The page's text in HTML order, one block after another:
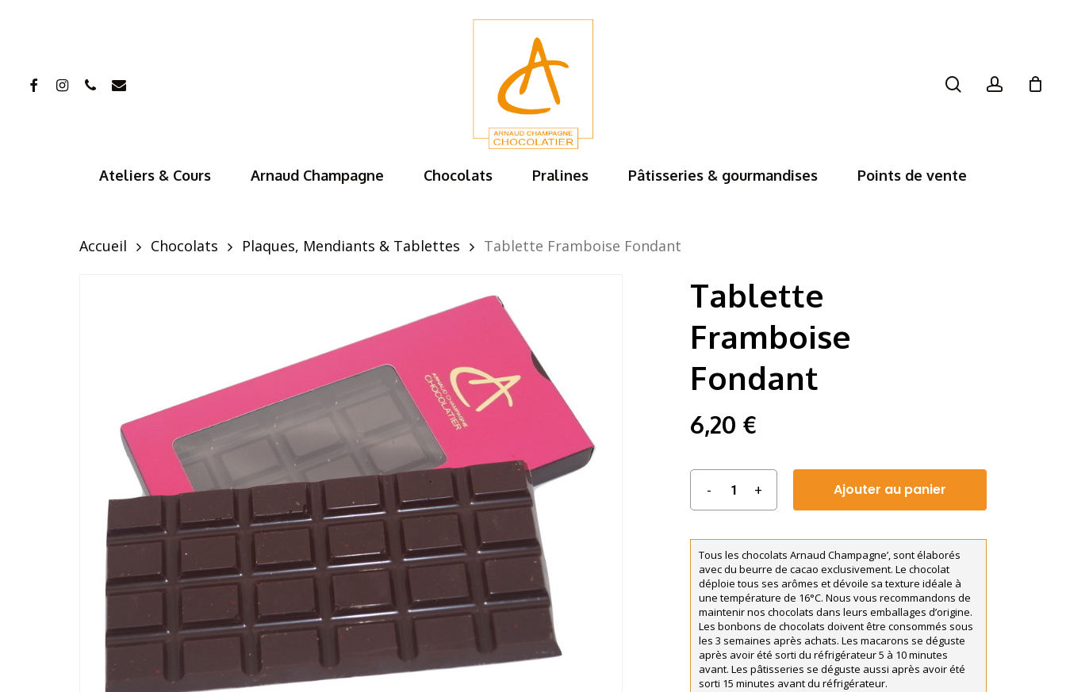
contentfacebookinstagram
phoneemail
Ateliers & Cours Arnaud Champagne Chocolats Pralines Pâtisseries & gourmandises Points de vente
Accueil Chocolats Plaques, Mendiants & Tablettes Tablette Framboise Fondant
Tablette
Framboise
Fondant
6,20 €
Ajouter au panier
Tous les chocolats Arnaud Champagne’, sont élaborés
avec du beurre de cacao exclusivement. Le chocolat
déploie tous ses arômes et dévoile sa texture idéale à
une température de 16°C. Nous vous recommandons de
maintenir nos chocolats dans leurs emballages d’origine.
Les bonbons de chocolats doivent être consommés sous
les 3 semaines après achats. Les macarons se déguste
après avoir été sorti du réfrigérateur 5 à 10 minutes
avant. Les pâtisseries se déguste aussi après avoir été
sorti 15 minutes avant du réfrigérateur.